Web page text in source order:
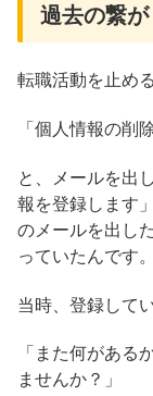
過去の繋
転職活動を止め
「個人情報の削
と、メールを出
報を登録します
のメールを出し
っていたんです。
当時、登録して
「また何がある
ませんか？」